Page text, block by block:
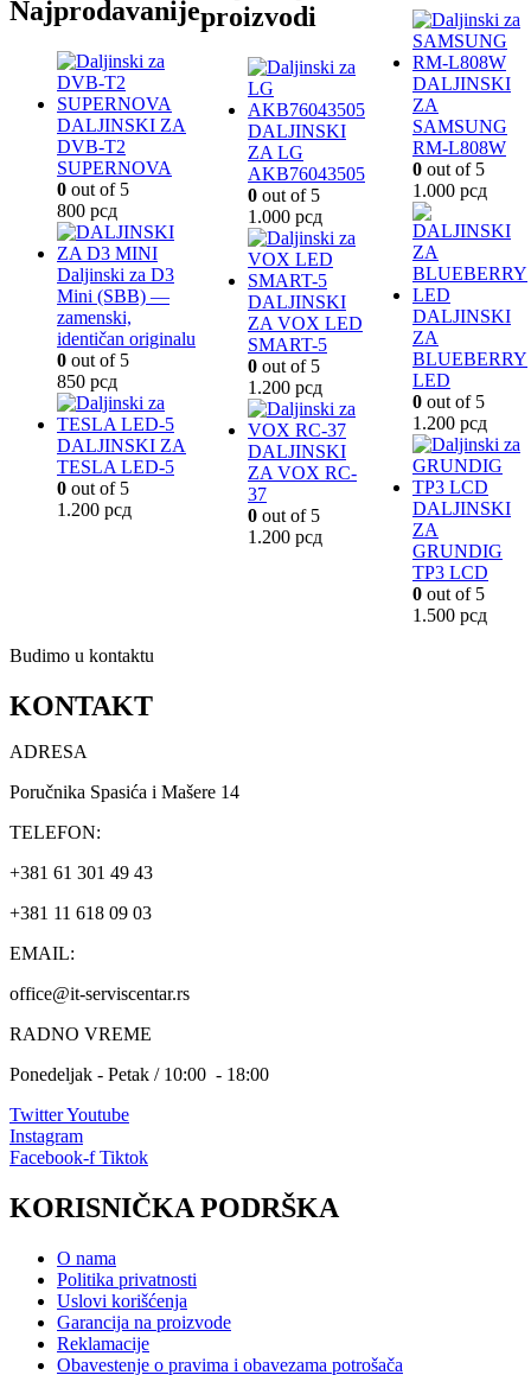
Najprodavanije
DALJINSKI ZA
DVB-T2
SUPERNOVA
0 out of 5
800 рсд
Daljinski za D3
Mini (SBB) —
zamenski,
identičan originalu
0 out of 5
850 рсд
DALJINSKI ZA
TESLA LED-5
0 out of 5
1.200 рсд
proizvodi
DALJINSKI
ZA LG
AKB76043505
0 out of 5
1.000 рсд
DALJINSKI
ZA VOX LED
SMART-5
0 out of 5
1.200 рсд
DALJINSKI
ZA VOX RC-
37
0 out of 5
1.200 рсд
DALJINSKI
ZA
SAMSUNG
RM-L808W
0 out of 5
1.000 рсд
DALJINSKI
ZA
BLUEBERRY
LED
0 out of 5
1.200 рсд
DALJINSKI
ZA
GRUNDIG
TP3 LCD
0 out of 5
1.500 рсд
Budimo u kontaktu
KONTAKT
ADRESA
Poručnika Spasića i Mašere 14
TELEFON:
+381 61 301 49 43
+381 11 618 09 03
EMAIL:
office@it-serviscentar.rs
RADNO VREME
Ponedeljak - Petak / 10:00 - 18:00
TwitterYoutube
Instagram
Facebook-f Tiktok
KORISNIČKA PODRŠKA
O nama
Politika privatnosti
Uslovi korišćenja
Garancija na proizvode
Reklamacije
Obavestenje o pravima i obavezama potrošača